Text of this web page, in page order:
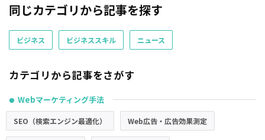
同じカテゴリから記事を探す
ビジネス ビジネススキル ニュース
カテゴリから記事をさがす
● Webマーケティング手法
SEO（検索エンジン最適化） Web広告・広告効果測定